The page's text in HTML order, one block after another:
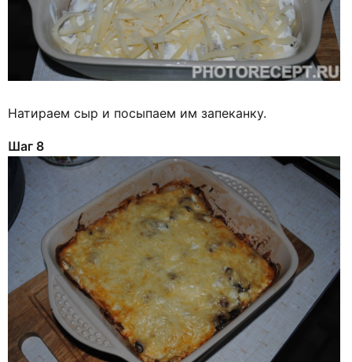
Натираем сыр и посыпаем им запеканку.
Шаг 8